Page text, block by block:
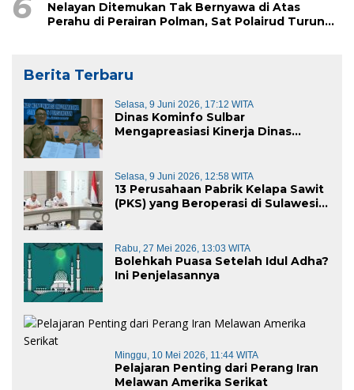
Nelayan Ditemukan Tak Bernyawa di Atas
Perahu di Perairan Polman, Sat Polairud Turun
Berita Terbaru
Selasa, 9 Juni 2026, 17:12 WITA
Dinas Kominfo Sulbar
Mengapreasiasi Kinerja Dinas
Selasa, 9 Juni 2026, 12:58 WITA
13 Perusahaan Pabrik Kelapa Sawit
(PKS) yang Beroperasi di Sulawesi
Rabu, 27 Mei 2026, 13:03 WITA
Bolehkah Puasa Setelah Idul Adha?
Ini Penjelasannya
Minggu, 10 Mei 2026, 11:44 WITA
Pelajaran Penting dari Perang Iran
Melawan Amerika Serikat